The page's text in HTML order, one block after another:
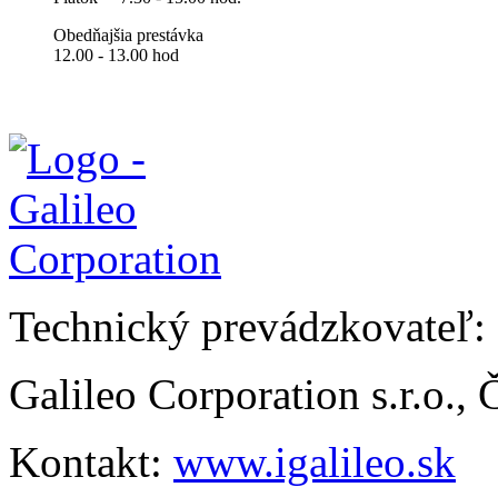
Obedňajšia prestávka
12.00 - 13.00 hod
Technický prevádzkovateľ:
Galileo Corporation s.r.o.,
Kontakt: www.igalileo.sk